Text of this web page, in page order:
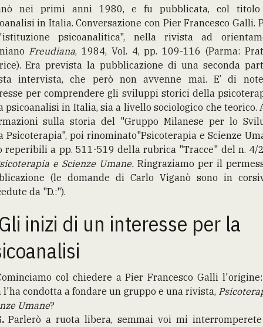
nei primi anni 1980, e fu pubblicata, col
in Italia. Conversazione con Pier Francesco Galli.
psicoanalitica", nella rivista ad
Freudiana, 1984, Vol. 4, pp. 109-116 (Parma:
Era prevista la pubblicazione di una seconda
intervista, che però non avvenne mai. E’ di
per comprendere gli sviluppi storici della
psicoanalisi in Italia, sia a livello sociologico che teorico.
sulla storia del "Gruppo Milanese per lo
Psicoterapia", poi rinominato"Psicoterapia e Scienze
reperibili a pp. 511-519 della rubrica "Tracce" del n. 4/
e Scienze Umane.Ringraziamo per il
(le domande di Carlo Viganò sono in
da "D.:").
inizi di un interesse per la
col chiedere a Pier Francesco Galli
l'ha condotta a fondare un gruppo e una rivista,
Umane?
Parlerò a ruota libera, semmai voi mi